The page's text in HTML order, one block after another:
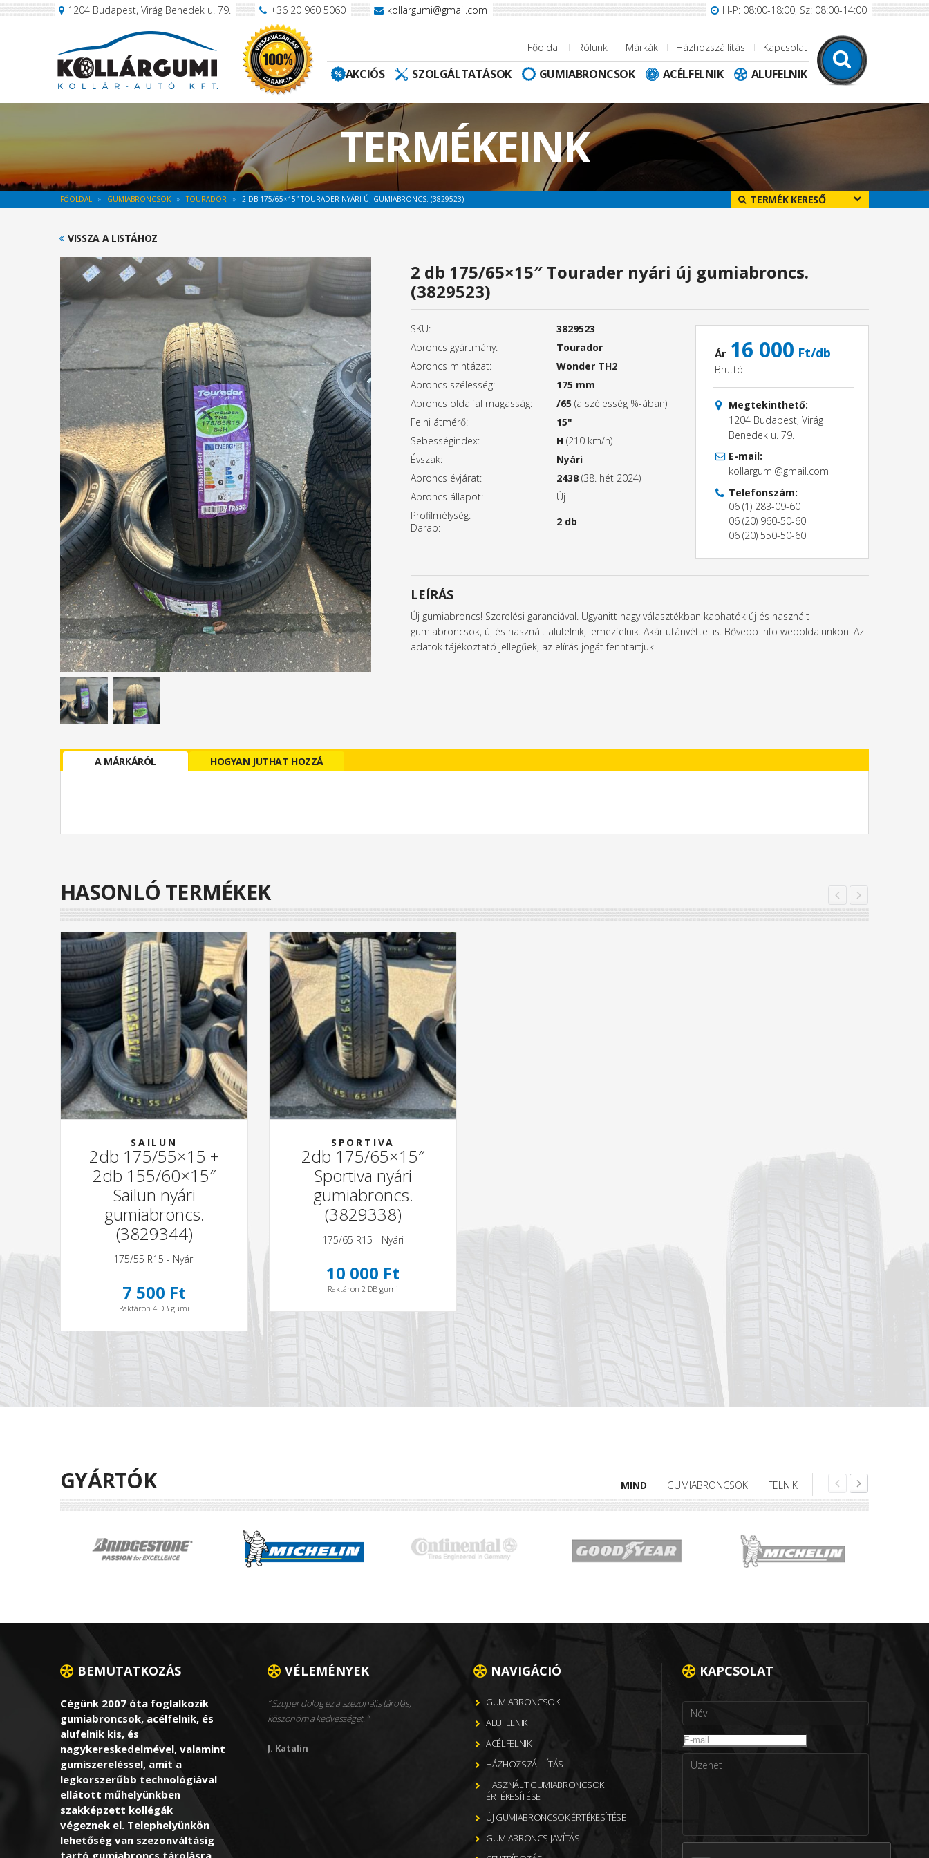
1204 Budapest, Virág Benedek u. 79. +36 20 960 5060 kollargumi@gmail.com H-P: 08:00-18:00, Sz: 08:00-14:00
Főoldal Rólunk Márkák Házhozszállítás Kapcsolat
AKCIÓS SZOLGÁLTATÁSOK GUMIABRONCSOK ACÉLFELNIK ALUFELNIK
TERMÉKEINK
FŐOLDAL GUMIABRONCSOK TOURADOR 2 DB 175/65×15″ TOURADER NYÁRI ÚJ GUMIABRONCS. (3829523) TERMÉK KERESŐ
VISSZA A LISTÁHOZ
2 db 175/65×15″ Tourader nyári új gumiabroncs.
(3829523)
SKU:
3829523
Abroncs gyártmány:
Tourador
Abroncs mintázat:
Wonder TH2
Abroncs szélesség:
175 mm
Abroncs oldalfal magasság:
/65 (a szélesség %-ában)
Felni átmérő:
15"
Sebességindex:
H(210 km/h)
Évszak:
Nyári
Abroncs évjárat:
2438 (38. hét 2024)
Abroncs állapot:
Új
Profilmélység:
Darab:
2 db
Ár 16 000 Ft/db
Bruttó
Megtekinthető:
1204 Budapest, Virág
Benedek u. 79.
E-mail:
kollargumi@gmail.com
Telefonszám:
06 (1) 283-09-60
06 (20) 960-50-60
06 (20) 550-50-60
LEÍRÁS
Új gumiabroncs! Szerelési garanciával. Ugyanitt nagy választékban kaphatók új és használt
gumiabroncsok, új és használt alufelnik, lemezfelnik. Akár utánvéttel is. Bővebb info weboldalunkon. Az
adatok tájékoztató jellegűek, az elírás jogát fenntartjuk!
A MÁRKÁRÓL HOGYAN JUTHAT HOZZÁ
HASONLÓ TERMÉKEK
SAILUN
2db 175/55×15 +
2db 155/60×15″
Sailun nyári
gumiabroncs.
(3829344)
175/55 R15 - Nyári
7 500 Ft
Raktáron 4 DB gumi
SPORTIVA
2db 175/65×15″
Sportiva nyári
gumiabroncs.
(3829338)
175/65 R15 - Nyári
10 000 Ft
Raktáron 2 DB gumi
GYÁRTÓK MIND GUMIABRONCSOK FELNIK
BEMUTATKOZÁS
Cégünk 2007 óta foglalkozik
gumiabroncsok, acélfelnik, és
alufelnik kis, és
nagykereskedelmével, valamint
gumiszereléssel, amit a
legkorszerűbb technológiával
ellátott műhelyünkben
szakképzett kollégák
végeznek el. Telephelyünkön
lehetőség van szezonváltásig
tartó gumiabroncs tárolásra
VÉLEMÉNYEK
Szuper dolog ez a szezonális tárolás,
köszönöm a kedvességet.
J. Katalin
NAVIGÁCIÓ
GUMIABRONCSOK
ALUFELNIK
ACÉLFELNIK
HÁZHOZSZÁLLÍTÁS
HASZNÁLT GUMIABRONCSOK
ÉRTÉKESÍTÉSE
ÚJ GUMIABRONCSOK ÉRTÉKESÍTÉSE
GUMIABRONCS-JAVÍTÁS
KAPCSOLAT